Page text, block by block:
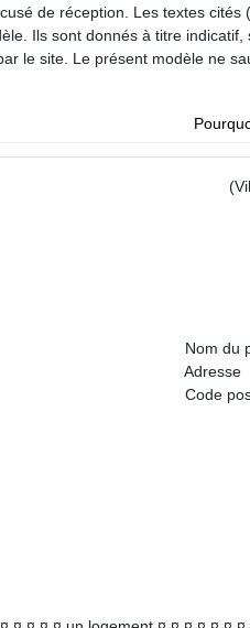
de réception. Les textes cités
Ils sont donnés à titre indicatif,
le site. Le présent modèle ne
(Ville), le